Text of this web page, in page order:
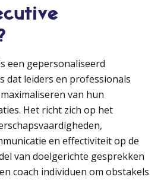
een gepersonaliseerd
dat leiders en professionals
van hun
Het richt zich op het
en effectiviteit op de
van doelgerichte gesprekken
coach individuen om obstakels